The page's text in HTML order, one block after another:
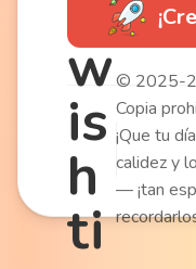
w
is
h
ti
© 2025-
Copia
¡Que tu
calidez y
— ¡tan